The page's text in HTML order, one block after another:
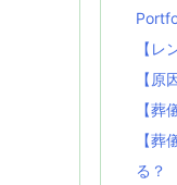
【
【
【
【
る？